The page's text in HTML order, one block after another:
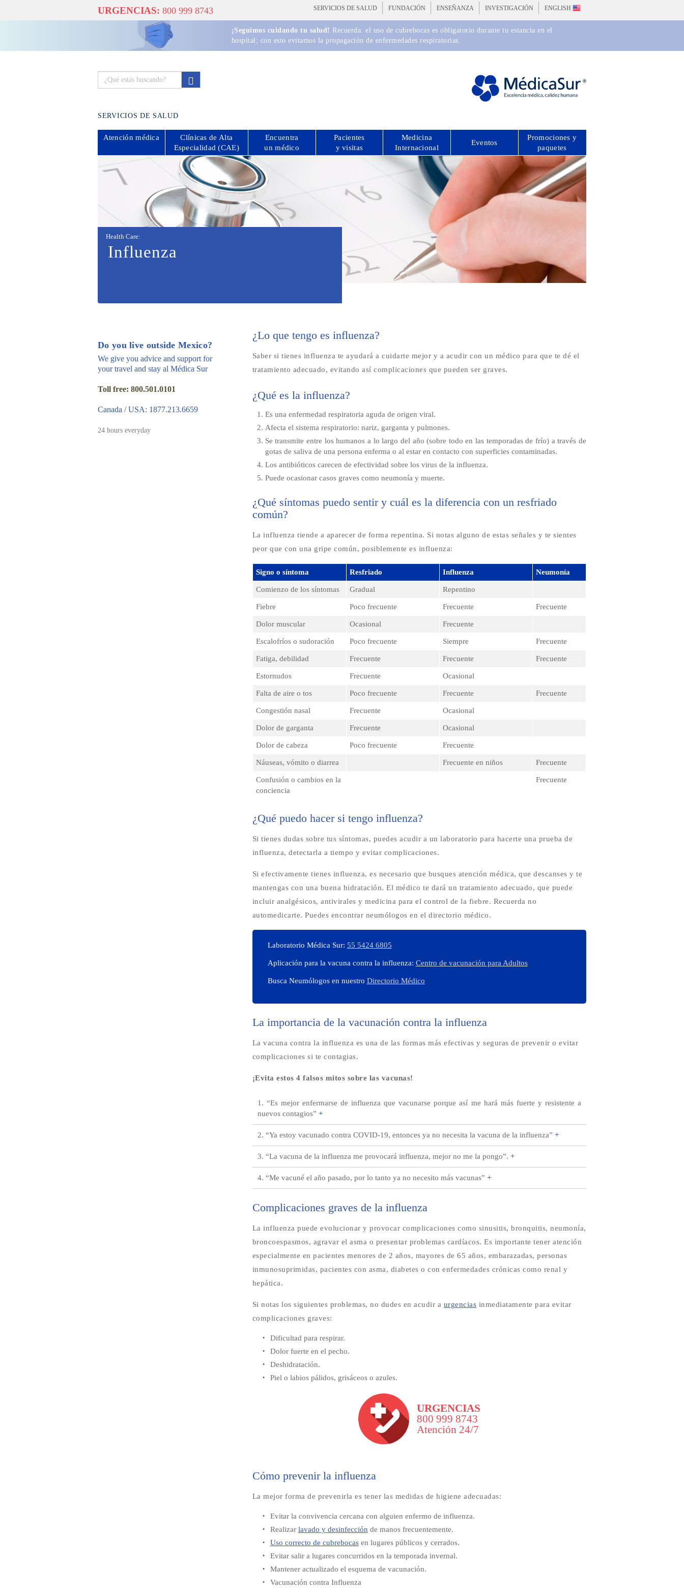
URGENCIAS: 800 999 8743 SERVICIOS DE SALUD FUNDACIÓN ENSEÑANZA INVESTIGACIÓN ENGLISH
¡Seguimos cuidando tu salud! Recuerda: el uso de cubrebocas es obligatorio durante tu estancia en el
hospital; con esto evitamos la propagación de enfermedades respiratorias.
SERVICIOS DE SALUD
Atenciónmédica
Clínicas de Alta
Especialidad (CAE)
Encuentra
un médico
Pacientes
y visitas
Medicina
Internacional
Eventos
Promociones y
paquetes
Health Care:
Influenza
¿Lo que tengo es influenza?
Saber si tienes influenza te ayudará a cuidarte mejor y a acudir con un médico para que te dé el
tratamiento adecuado, evitando así complicaciones que pueden ser graves.
¿Qué es la influenza?
Es una enfermedad respiratoria aguda de origen viral.
Afecta el sistema respiratorio: nariz, garganta y pulmones.
Se transmite entre los humanos a lo largo del año (sobre todo en las temporadas de frío) a través de
gotas de saliva de una persona enferma o al estar en contacto con superficies contaminadas.
Los antibióticos carecen de efectividad sobre los virus de la influenza.
Puede ocasionar casos graves como neumonía y muerte.
¿Qué síntomas puedo sentir y cuál es la diferencia con un resfriado
común?
La influenza tiende a aparecer de forma repentina. Si notas alguno de estas señales y te sientes
peor que con una gripe común, posiblemente es influenza:
Signo o síntoma Resfriado Influenza Neumonía
Comienzo de los síntomas Gradual Repentino
Fiebre Poco frecuente Frecuente Frecuente
Dolor muscular Ocasional Frecuente
Escalofríos o sudoración Poco frecuente Siempre Frecuente
Fatiga, debilidad Frecuente Frecuente Frecuente
Estornudos Frecuente Ocasional
Falta de aire o tos Poco frecuente Frecuente Frecuente
Congestión nasal Frecuente Ocasional
Dolor de garganta Frecuente Ocasional
Dolor de cabeza Poco frecuente Frecuente
Náuseas, vómito o diarrea Frecuente en niños Frecuente
Confusión o cambios en la
conciencia
Frecuente
¿Qué puedo hacer si tengo influenza?
Si tienes dudas sobre tus síntomas, puedes acudir a un laboratorio para hacerte una prueba de
influenza, detectarla a tiempo y evitar complicaciones.
Si efectivamente tienes influenza, es necesario que busques atención médica, que descanses y te
mantengas con una buena hidratación. El médico te dará un tratamiento adecuado, que puede
incluir analgésicos, antivirales y medicina para el control de la fiebre. Recuerda no
automedicarte. Puedes encontrar neumólogos en el directorio médico.
Laboratorio Médica Sur: 55 5424 6805
Aplicación para la vacuna contra la influenza: Centro de vacunación para Adultos
Busca Neumólogos en nuestro Directorio Médico
La importancia de la vacunación contra la influenza
La vacuna contra la influenza es una de las formas más efectivas y seguras de prevenir o evitar
complicaciones si te contagias.
¡Evita estos 4 falsos mitos sobre las vacunas!
1. “Es mejor enfermarse de influenza que vacunarse porque así me hará más fuerte y resistente a
nuevos contagios” +
2. “Ya estoy vacunado contra COVID-19, entonces ya no necesita la vacuna de la influenza” +
3. “La vacuna de la influenza me provocará influenza, mejor no me la pongo”. +
4. “Me vacuné el año pasado, por lo tanto ya no necesito más vacunas” +
Complicaciones graves de la influenza
La influenza puede evolucionar y provocar complicaciones como sinusitis, bronquitis, neumonía,
broncoespasmos, agravar el asma o presentar problemas cardíacos. Es importante tener atención
especialmente en pacientes menores de 2 años, mayores de 65 años, embarazadas, personas
inmunosuprimidas, pacientes con asma, diabetes o con enfermedades crónicas como renal y
hepática.
Si notas los siguientes problemas, no dudes en acudir a urgencias inmediatamente para evitar
complicaciones graves:
Dificultad para respirar.
Dolor fuerte en el pecho.
Deshidratación.
Piel o labios pálidos, grisáceos o azules.
URGENCIAS
800 999 8743
Atención 24/7
Cómo prevenir la influenza
La mejor forma de prevenirla es tener las medidas de higiene adecuadas:
Evitar la convivencia cercana con alguien enfermo de influenza.
Realizar lavado y desinfección de manos frecuentemente.
Uso correcto de cubrebocasen lugares públicos y cerrados.
Evitar salir a lugares concurridos en la temporada invernal.
Mantener actualizado el esquema de vacunación.
Vacunación contra Influenza
Do you live outside Mexico?
We give you advice and support for
your travel and stay al Médica Sur
Toll free: 800.501.0101
Canada / USA: 1877.213.6659
24 hours everyday